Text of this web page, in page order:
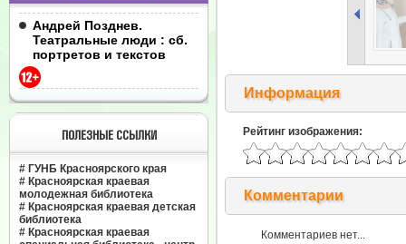
Андрей Позднев.
Театральные люди : сб.
портретов и текстов
ПОЛЕЗНЫЕ ССЫЛКИ
# ГУНБ Красноярского края
# Красноярская краевая
молодежная библиотека
# Красноярская краевая детская
библиотека
# Красноярская краевая
Информация
Рейтинг изображения:
Комментарии
Комментариев нет...